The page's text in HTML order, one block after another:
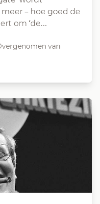
– hoe goed de
om ‘de…
van